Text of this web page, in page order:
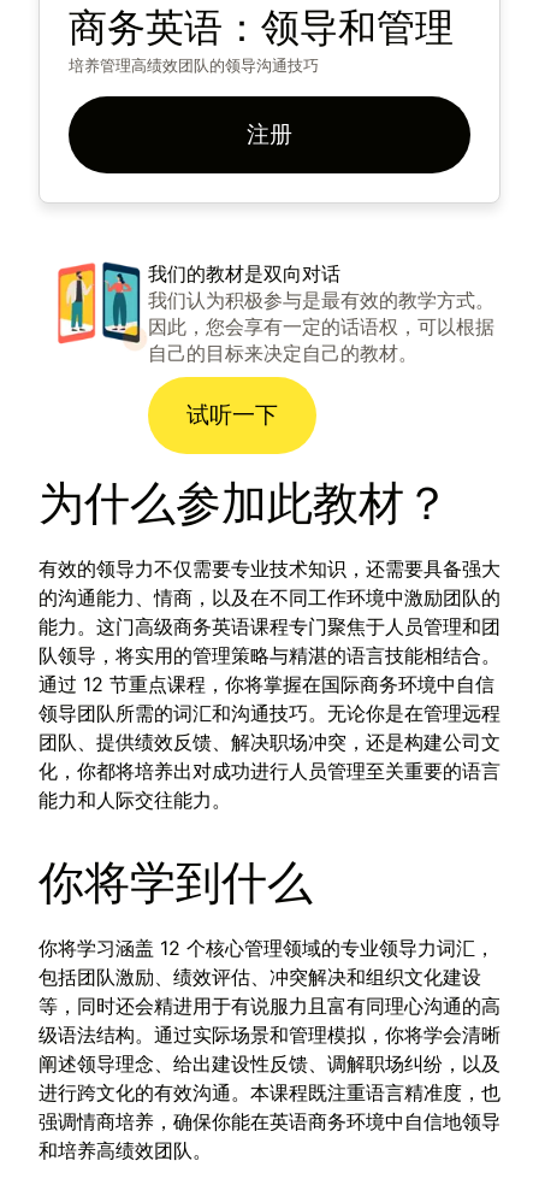
商务英语：领导和管理
培养管理高绩效团队的领导沟通技巧
注册
我们的教材是双向对话
我们认为积极参与是最有效的教学方式。
因此，您会享有一定的话语权，可以根据
自己的目标来决定自己的教材。
试听一下
为什么参加此教材？
有效的领导力不仅需要专业技术知识，还需要具备强大
的沟通能力、情商，以及在不同工作环境中激励团队的
能力。这门高级商务英语课程专门聚焦于人员管理和团
队领导，将实用的管理策略与精湛的语言技能相结合。
通过 12 节重点课程，你将掌握在国际商务环境中自信
领导团队所需的词汇和沟通技巧。无论你是在管理远程
团队、提供绩效反馈、解决职场冲突，还是构建公司文
化，你都将培养出对成功进行人员管理至关重要的语言
能力和人际交往能力。
你将学到什么
你将学习涵盖 12 个核心管理领域的专业领导力词汇，
包括团队激励、绩效评估、冲突解决和组织文化建设
等，同时还会精进用于有说服力且富有同理心沟通的高
级语法结构。通过实际场景和管理模拟，你将学会清晰
阐述领导理念、给出建设性反馈、调解职场纠纷，以及
进行跨文化的有效沟通。本课程既注重语言精准度，也
强调情商培养，确保你能在英语商务环境中自信地领导
和培养高绩效团队。